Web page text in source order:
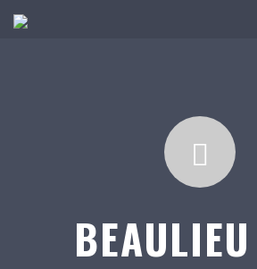
BEAULIEU